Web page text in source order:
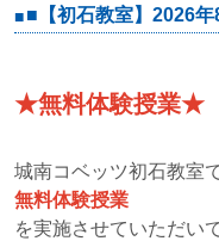
■【初石教室】2026
★無料体験授業★
城南コベッツ初石教室
無料体験授業
を実施させていただい